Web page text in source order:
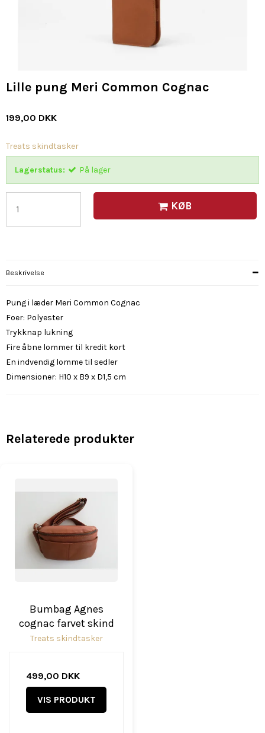
Lille pung Meri Common Cognac
199,00 DKK
Treats skindtasker
Lagerstatus: På lager
KØB
Beskrivelse
Pung i læder Meri Common Cognac
Foer: Polyester
Trykknap lukning
Fire åbne lommer til kredit kort
En indvendig lomme til sedler
Dimensioner: H10 x B9 x D1,5 cm
Relaterede produkter
Bumbag Agnes
cognac farvet skind
Treats skindtasker
499,00 DKK
VIS PRODUKT